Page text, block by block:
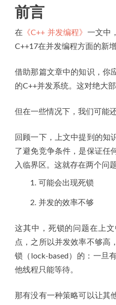
前言
在 《C++ 并发编程》 一文中
C++17在并发编程方面的新增
借助那篇文章中的知识，你
的C++并发系统。这对绝大
但在一些情况下，我们可能
回顾一下，上文中提到的知
了避免竞争条件，是保证任
入临界区。这就存在两个问题
可能会出现死锁
并发的效率不够
这其中，死锁的问题在上
点，之所以并发效率不够高
锁（lock-based）的：一旦
他线程只能等待。
那有没有一种策略可以让其